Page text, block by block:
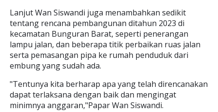
Lanjut Wan Siswandi juga menambahkan sedikit
tentang rencana pembangunan ditahun 2023 di
kecamatan Bunguran Barat, seperti penerangan
lampu jalan, dan beberapa titik perbaikan ruas jalan
serta pemasangan pipa ke rumah penduduk dari
embung yang sudah ada.
"Tentunya kita berharap apa yang telah direncanakan
dapat terlaksana dengan baik dan mengingat
minimnya anggaran,"Papar Wan Siswandi.